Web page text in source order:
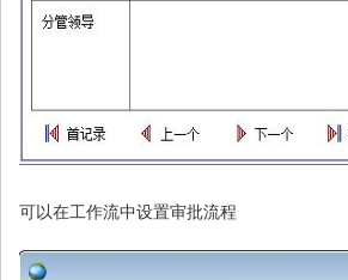
可以在工作流中设置审批流程